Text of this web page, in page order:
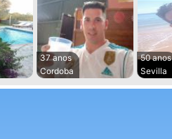
37 anos
Cordoba
50 anos
Sevilla